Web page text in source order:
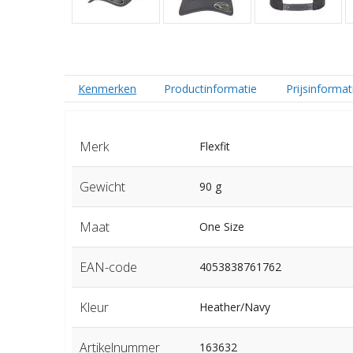
Kenmerken Productinformatie
Merk Flexfit
Gewicht 90 g
Maat One Size
EAN-code 4053838761762
Kleur Heather/Navy
Artikelnummer 163632